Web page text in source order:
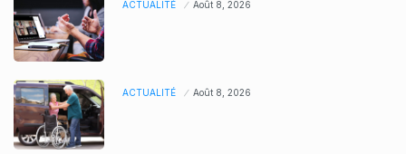
ACTUALITÉ Août 8, 2026
ACTUALITÉ Août 8, 2026